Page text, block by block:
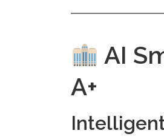
AI
A+